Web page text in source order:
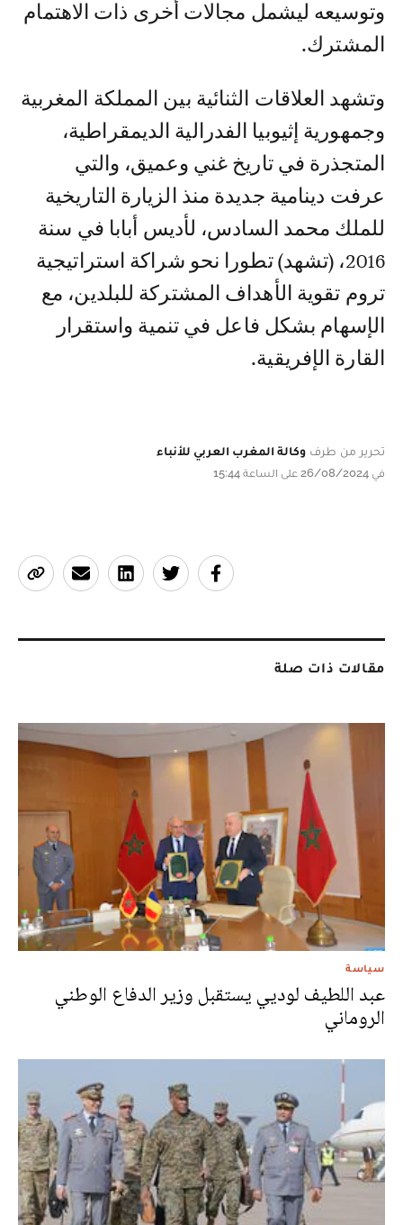
وتوسيعه ليشمل مجالات أخرى ذات الاهتمام
المشترك.
وتشهد العلاقات الثنائية بين المملكة المغربية
وجمهورية إثيوبيا الفدرالية الديمقراطية،
المتجذرة في تاريخ غني وعميق، والتي
عرفت دينامية جديدة منذ الزيارة التاريخية
للملك محمد السادس، لأديس أبابا في سنة
2016، (تشهد) تطورا نحو شراكة استراتيجية
تروم تقوية الأهداف المشتركة للبلدين، مع
الإسهام بشكل فاعل في تنمية واستقرار
القارة الإفريقية.
تحرير من طرف وكالة المغرب العربي للأنباء
في 26/08/2024 على الساعة 15:44
مقالات ذات صلة
سياسة
عبد اللطيف لوديي يستقبل وزير الدفاع الوطني
الروماني